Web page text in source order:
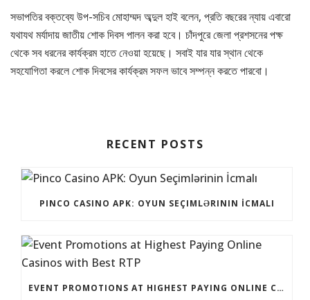
সভাপতির বক্তব্যে উপ-স‌চিব মোহাম্মদ অব্দুল হাই বলেন, প্রতি বছরের ন্যায় এবারো
যথাযথ মর্যাদায় জাতীয় শোক দিবস পালন করা হবে। চাঁদপুরে জেলা প্রশসনের পক্ষ
থেকে সব ধরনের কার্যক্রম হাতে নেওয়া হয়েছে। সবাই যার যার স্থান থেকে
সহযোগিতা করলে শোক দিবসের কার্যক্রম সফল ভাবে সম্পন্ন করতে পারবো।
RECENT POSTS
PINCO CASINO APK: OYUN SEÇIMLƏRININ İCMALI
EVENT PROMOTIONS AT HIGHEST PAYING ONLINE CASINOS WITH BEST RTP